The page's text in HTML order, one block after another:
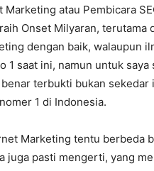
Marketing atau Pembicara
Onset Milyaran,
dengan baik, walaupun
1 saat ini, namun untuk
terbukti bukan
1 di Indonesia.
Marketing tentu berbeda
juga pasti mengerti, yang